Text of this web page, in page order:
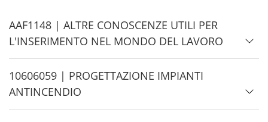
H
i
d
e
AAF1148 | ALTRE CONOSCENZE UTILI PER
L'INSERIMENTO NEL MONDO DEL LAVORO
H
i
d
10606059 | PROGETTAZIONE IMPIANTI
ANTINCENDIO